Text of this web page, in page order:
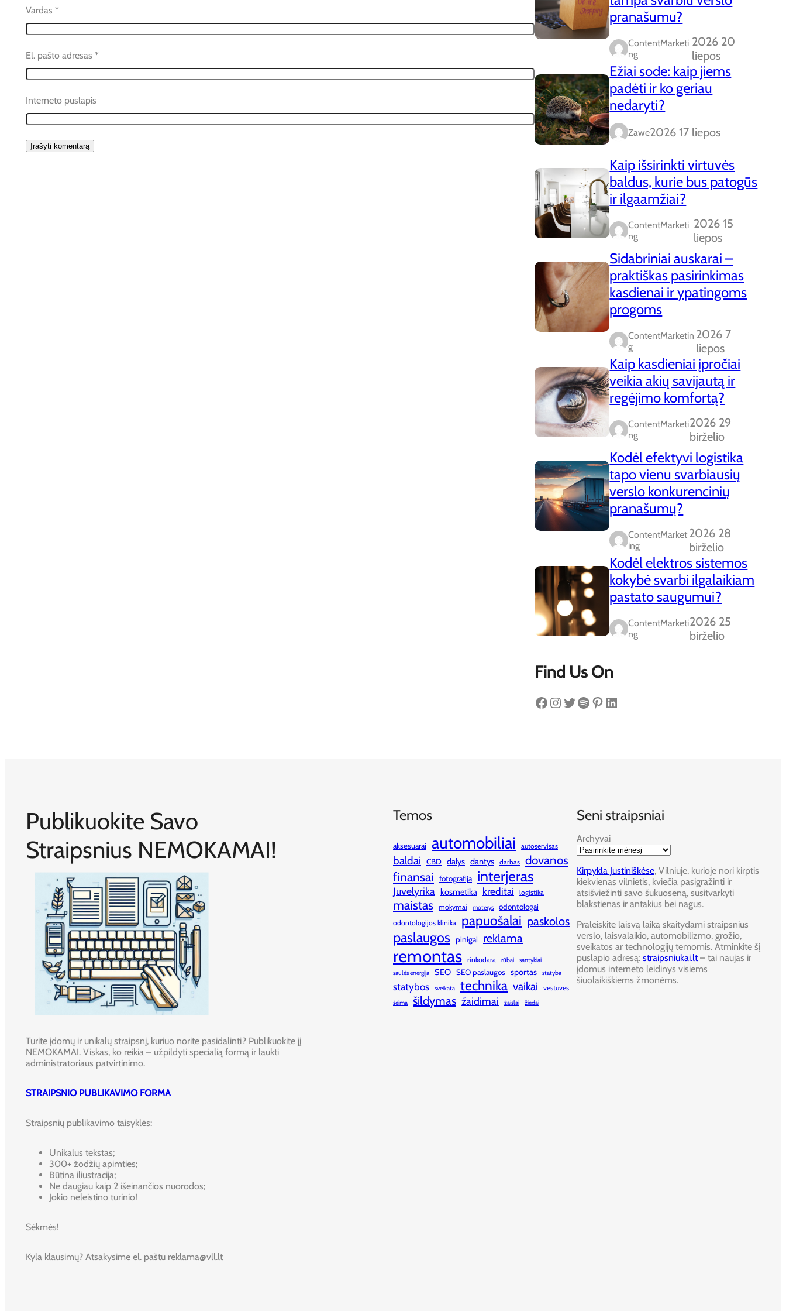
Vardas *
El. pašto adresas *
Interneto puslapis
pranašumu?
ContentMarketi
Ng
2026 20
liepos
Ežiai sode: kaip jiems
padėti ir ko geriau
nedaryti?
Zawe2026 17 liepos
Kaip išsirinkti virtuvės
baldus, kurie bus patogūs
ir ilgaamžiai?
ContentMarketi
Ng
2026 15
liepos
Sidabriniai auskarai –
praktiškas pasirinkimas
kasdienai ir ypatingoms
progoms
ContentMarketin
G
2026 7
liepos
Kaip kasdieniai įpročiai
veikia akių savijautą ir
regėjimo komfortą?
ContentMarketi
Ng
2026 29
birželio
Kodėl efektyvi logistika
tapo vienu svarbiausių
verslo konkurencinių
pranašumų?
ContentMarket
Ing
2026 28
birželio
Kodėl elektros sistemos
kokybė svarbi ilgalaikiam
pastato saugumui?
ContentMarketi
Ng
2026 25
birželio
Find Us On
Facebook Instagram Twitter Spotify Pinterest LinkedIn
Publikuokite Savo
Straipsnius NEMOKAMAI!
Turite įdomų ir unikalų straipsnį, kuriuo norite pasidalinti? Publikuokite jį
NEMOKAMAI. Viskas, ko reikia – užpildyti specialią formą ir laukti
administratoriaus patvirtinimo.
STRAIPSNIO PUBLIKAVIMO FORMA
Straipsnių publikavimo taisyklės:
Unikalus tekstas;
300+ žodžių apimties;
Būtina iliustracija;
Ne daugiau kaip 2 išeinančios nuorodos;
Jokio neleistino turinio!
Sėkmės!
Kyla klausimų? Atsakysime el. paštu reklama@vll.lt
Temos
aksesuarai automobiliai autoservisas
baldai CBD dalys dantys darbas dovanos
finansai fotografija interjeras
Juvelyrika kosmetika kreditai logistika
maistas mokymai moterys odontologai
odontologijos klinika papuošalai paskolos
paslaugos pinigai reklama
remontas rinkodara rūbai
santykiai
saulės energija
SEO SEO paslaugos sportas statyba
statybos sveikata technika vaikai vestuves
šeima šildymas žaidimai žaislai žiedai
Seni straipsniai
Archyvai
Kirpykla Justiniškėse, Vilniuje, kurioje nori kirptis
kiekvienas vilnietis, kviečia pasigražinti ir
atsišviežinti savo šukuoseną, susitvarkyti
blakstienas ir antakius bei nagus.
Praleiskite laisvą laiką skaitydami straipsnius
verslo, laisvalaikio, automobilizmo, grožio,
sveikatos ar technologijų temomis. Atminkite šį
puslapio adresą: straipsniukai.lt– tai naujas ir
įdomus interneto leidinys visiems
šiuolaikiškiems žmonėms.